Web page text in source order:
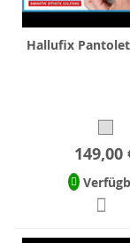
Hallufix
149,00